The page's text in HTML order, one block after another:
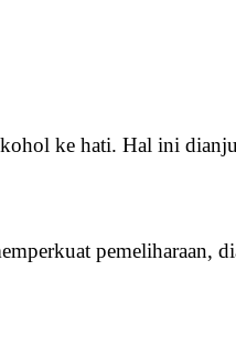
ke hati. Hal ini
pemeliharaan,